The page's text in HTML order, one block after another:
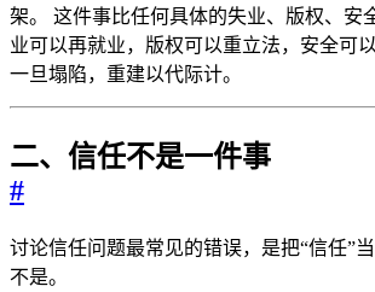
架。 这件事比任何具体的失业、版权、安
业可以再就业，版权可以重立法，安全可
一旦塌陷，重建以代际计。
二、信任不是一件事
#
讨论信任问题最常见的错误，是把“信任”
不是。